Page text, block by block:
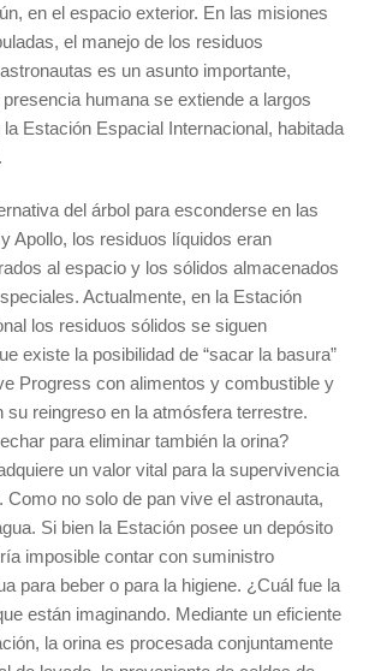
en el espacio exterior. En las misiones
el manejo de los residuos
es un asunto importante,
humana se extiende a largos
Estación Espacial Internacional, habitada
del árbol para esconderse en las
Apollo, los residuos líquidos eran
al espacio y los sólidos almacenados
Actualmente, en la Estación
los residuos sólidos se siguen
existe la posibilidad de “sacar la basura”
Progress con alimentos y combustible y
su reingreso en la atmósfera terrestre.
para eliminar también la orina?
un valor vital para la supervivencia
Como no solo de pan vive el astronauta,
Si bien la Estación posee un depósito
imposible contar con suministro
para beber o para la higiene. ¿Cuál fue la
están imaginando. Mediante un eficiente
la orina es procesada conjuntamente